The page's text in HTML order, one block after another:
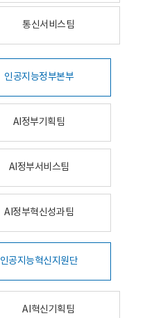
통신서비스팀
인공지능정부본부
AI정부기획팀
AI정부서비스팀
AI정부혁신성과팀
인공지능혁신지원단
AI혁신기획팀